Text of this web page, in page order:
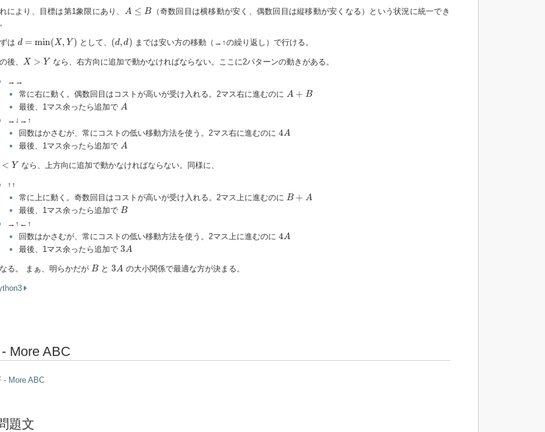
により、目標は第1象限にあり、 A ≤ B
A≤ B
（奇数回目は横移動が安く、偶数回目は縦移動が安くなる）という状況に統一でき
は d = min( X , Y )
d= ( , Y) として、 (d, d)
(d, ) までは安い方の移動（→↑の繰り返し）で行ける。
後、 X > Y
X>Y なら、右方向に追加で動かなければならない。ここに2パターンの動きがある。
→→
常に右に動く。偶数回目はコストが高いが受け入れる。2マス右に進むのに A + B
A B
最後、1マス余ったら追加で A
A
→↓→↑
回数はかさむが、常にコストの低い移動方法を使う。2マス右に進むのに 4A
4 A
最後、1マス余ったら追加で A
A
< Y
Y なら、上方向に追加で動かなければならない。同様に、
↑↑
常に上に動く。奇数回目はコストが高いが受け入れる。2マス上に進むのに B + A
B+ A
最後、1マス余ったら追加で B
B
→↑←↑
回数はかさむが、常にコストの低い移動方法を使う。2マス上に進むのに 4A
4 A
最後、1マス余ったら追加で 3A
3 A
る。 まぁ、明らかだが B
Bと 3A
3 A の大小関係で最適な方が決まる。
More ABC
- More ABC
題文